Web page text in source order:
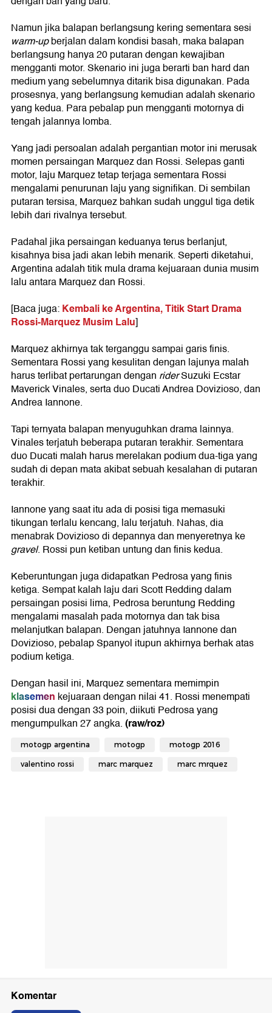
Namun jika balapan berlangsung kering sementara sesi
warm-upberjalan dalam kondisi basah, maka balapan
berlangsung hanya 20 putaran dengan kewajiban
mengganti motor. Skenario ini juga berarti ban hard dan
medium yang sebelumnya ditarik bisa digunakan. Pada
prosesnya, yang berlangsung kemudian adalah skenario
yang kedua. Para pebalap pun mengganti motornya di
tengah jalannya lomba.
Yang jadi persoalan adalah pergantian motor ini merusak
momen persaingan Marquez dan Rossi. Selepas ganti
motor, laju Marquez tetap terjaga sementara Rossi
mengalami penurunan laju yang signifikan. Di sembilan
putaran tersisa, Marquez bahkan sudah unggul tiga detik
lebih dari rivalnya tersebut.
Padahal jika persaingan keduanya terus berlanjut,
kisahnya bisa jadi akan lebih menarik. Seperti diketahui,
Argentina adalah titik mula drama kejuaraan dunia musim
lalu antara Marquez dan Rossi.
[Baca juga:Kembali ke Argentina, Titik Start Drama
Rossi-Marquez Musim Lalu]
Marquez akhirnya tak terganggu sampai garis finis.
Sementara Rossi yang kesulitan dengan lajunya malah
harus terlibat pertarungan dengan riderSuzuki Ecstar
Maverick Vinales, serta duo Ducati Andrea Dovizioso, dan
Andrea Iannone.
Tapi ternyata balapan menyuguhkan drama lainnya.
Vinales terjatuh beberapa putaran terakhir. Sementara
duo Ducati malah harus merelakan podium dua-tiga yang
sudah di depan mata akibat sebuah kesalahan di putaran
terakhir.
Iannone yang saat itu ada di posisi tiga memasuki
tikungan terlalu kencang, lalu terjatuh. Nahas, dia
menabrak Dovizioso di depannya dan menyeretnya ke
gravel. Rossi pun ketiban untung dan finis kedua.
Keberuntungan juga didapatkan Pedrosa yang finis
ketiga. Sempat kalah laju dari Scott Redding dalam
persaingan posisi lima, Pedrosa beruntung Redding
mengalami masalah pada motornya dan tak bisa
melanjutkan balapan. Dengan jatuhnya Iannone dan
Dovizioso, pebalap Spanyol itupun akhirnya berhak atas
podium ketiga.
Dengan hasil ini, Marquez sementara memimpin
klasemen kejuaraan dengan nilai 41. Rossi menempati
posisi dua dengan 33 poin, diikuti Pedrosa yang
mengumpulkan 27 angka.(raw/roz)
motogp argentina motogp motogp 2016
valentino rossi marc marquez marc mrquez
Komentar